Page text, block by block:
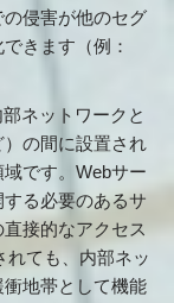
侵害が他のセグ
きます（例：
ネットワークと
の間に設置され
です。Webサー
る必要のあるサ
接的なアクセス
れても、内部ネッ
衝地帯として機能